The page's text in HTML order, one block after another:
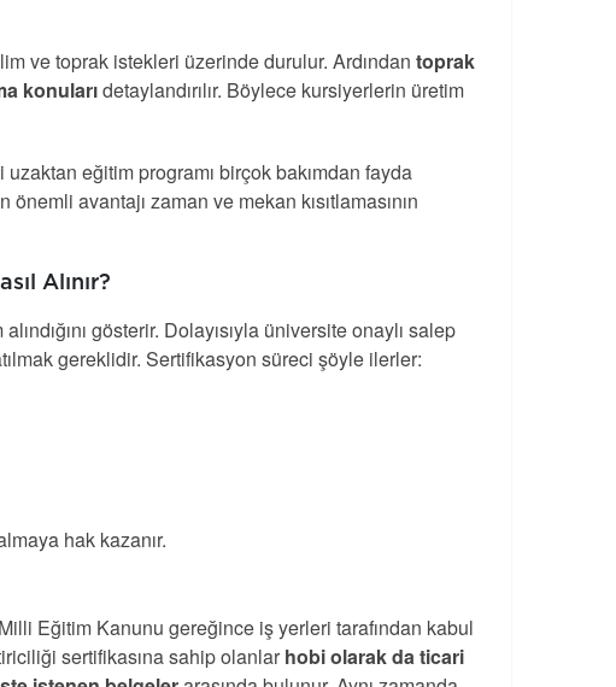
ve toprak istekleri üzerinde durulur. Ardından toprak
konularıdetaylandırılır. Böylece kursiyerlerin üretim
eğitim programı birçok bakımdan fayda
avantajı zaman ve mekan kısıtlamasının
Alınır?
gösterir. Dolayısıyla üniversite onaylı salep
gereklidir. Sertifikasyon süreci şöyle ilerler:
hak kazanır.
Eğitim Kanunu gereğince iş yerleri tarafından kabul
sertifikasına sahip olanlar hobi olarak da ticari